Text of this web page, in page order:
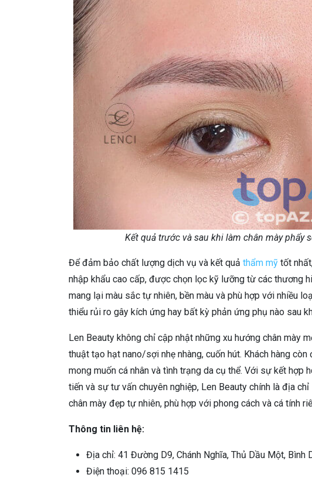
Kết quả trước và sau khi làm chân mày phẩy
Để đảm bảo chất lượng dịch vụ và kết quả thẩm mỹ tốt
nhập khẩu cao cấp, được chọn lọc kỹ lưỡng từ các thương
mang lại màu sắc tự nhiên, bền màu và phù hợp với nhiều
thiểu rủi ro gây kích ứng hay bất kỳ phản ứng phụ nào sau
Len Beauty không chỉ cập nhật những xu hướng chân mày
thuật tạo hạt nano/sợi nhẹ nhàng, cuốn hút. Khách hàng
mong muốn cá nhân và tình trạng da cụ thể. Với sự kết hợp
tiến và sự tư vấn chuyên nghiệp, Len Beauty chính là địa
chân mày đẹp tự nhiên, phù hợp với phong cách và cá tính
Thông tin liên hệ:
Địa chỉ: 41 Đường D9, Chánh Nghĩa, Thủ Dầu Một, Bình
Điện thoại: 096 815 1415